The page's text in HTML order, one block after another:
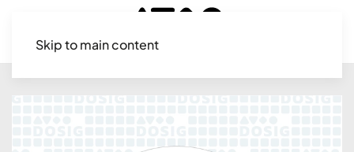
Skip to main content